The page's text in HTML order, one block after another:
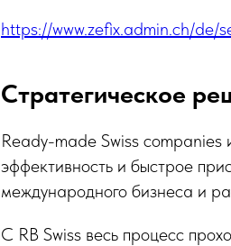
https://www.zefix.admin.ch/de/
Стратегическое
Ready-made Swiss companies
эффективность и быстрое
международного бизнеса и
С RB Swiss весь процесс